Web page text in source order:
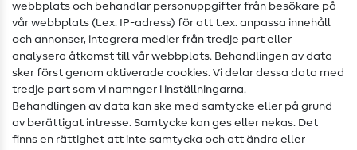
Hjälp & kontakt
Kontakt
Information om byte av operatör
FAQ
Ångerrätt
webbplats och behandlar personuppgifter från besökare på
vår webbplats (t.ex. IP-adress) för att t.ex. anpassa innehåll
och annonser, integrera medier från tredje part eller
analysera åtkomst till vår webbplats. Behandlingen av data
sker först genom aktiverade cookies. Vi delar dessa data med
tredje part som vi namnger i inställningarna.
Behandlingen av data kan ske med samtycke eller på grund
av berättigat intresse. Samtycke kan ges eller nekas. Det
finns en rättighet att inte samtycka och att ändra eller